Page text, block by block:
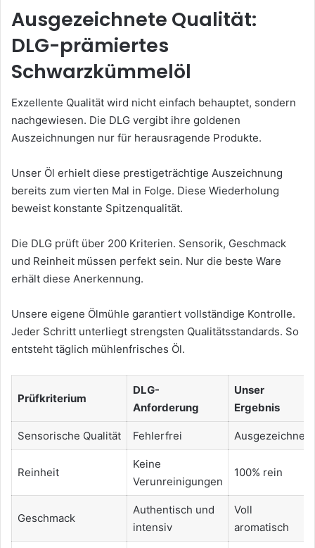
Ausgezeichnete Qualität:
DLG-prämiertes
Schwarzkümmelöl
Exzellente Qualität wird nicht einfach behauptet, sondern
nachgewiesen. Die DLG vergibt ihre goldenen
Auszeichnungen nur für herausragende Produkte.
Unser Öl erhielt diese prestigeträchtige Auszeichnung
bereits zum vierten Mal in Folge. Diese Wiederholung
beweist konstante Spitzenqualität.
Die DLG prüft über 200 Kriterien. Sensorik, Geschmack
und Reinheit müssen perfekt sein. Nur die beste Ware
erhält diese Anerkennung.
Unsere eigene Ölmühle garantiert vollständige Kontrolle.
Jeder Schritt unterliegt strengsten Qualitätsstandards. So
entsteht täglich mühlenfrisches Öl.
Prüfkriterium
DLG-
Anforderung
Unser
Ergebnis
Sensorische Qualität Fehlerfrei Ausgezeichnet
Reinheit
Keine
Verunreinigungen
100% rein
Geschmack
Authentisch und
intensiv
Voll
aromatisch